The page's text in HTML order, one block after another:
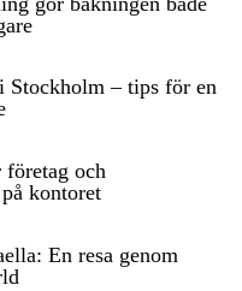
Stockholm – tips för en
och
kontoret
En resa genom